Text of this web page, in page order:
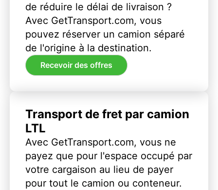
de réduire le délai de livraison ?
Avec GetTransport.com, vous
pouvez réserver un camion séparé
de l'origine à la destination.
Recevoir des offres
Transport de fret par camion
LTL
Avec GetTransport.com, vous ne
payez que pour l'espace occupé par
votre cargaison au lieu de payer
pour tout le camion ou conteneur.